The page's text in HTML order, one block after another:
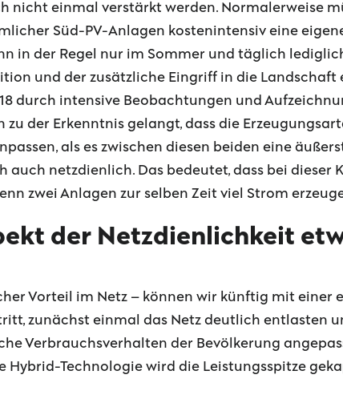
nicht einmal verstärkt werden. Normalerweise
Süd-PV-Anlagen kostenintensiv eine
in der Regel nur im Sommer und täglich
und der zusätzliche Eingriff in die Landschaft
durch intensive Beobachtungen und
der Erkenntnis gelangt, dass die
als es zwischen diesen beiden eine
netzdienlich. Das bedeutet, dass bei dieser
zwei Anlagen zur selben Zeit viel Strom
der Netzdienlichkeit
Vorteil im Netz – können wir künftig mit einer
zunächst einmal das Netz deutlich entlasten
Verbrauchsverhalten der Bevölkerung
Hybrid-Technologie wird die Leistungsspitze